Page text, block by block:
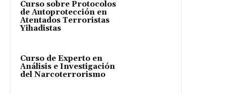
Curso sobre Protocolos
de Autoprotección en
Atentados Terroristas
Yihadistas
Curso de Experto en
Análisis e Investigación
del Narcoterrorismo